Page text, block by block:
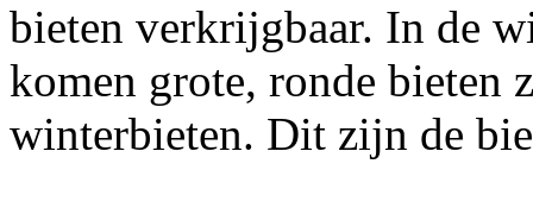
bieten verkrijgbaar. In de
komen grote, ronde bieten
winterbieten. Dit zijn de